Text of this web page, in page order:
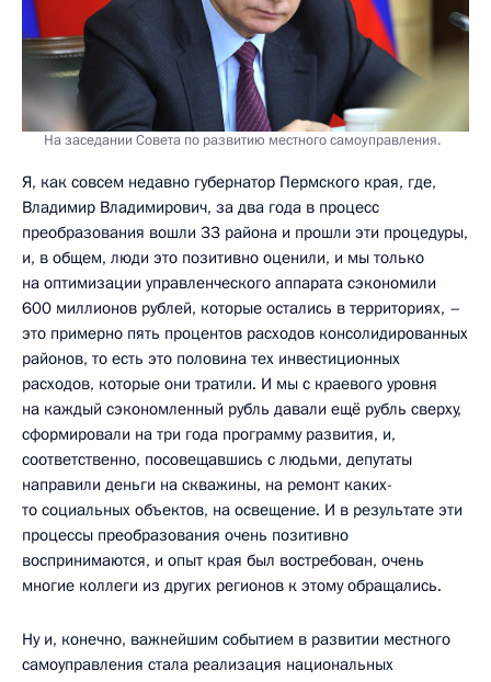
На заседании Совета по развитию местного самоуправления.
Я, как совсем недавно губернатор Пермского края, где,
Владимир Владимирович, за два года в процесс
преобразования вошли 33 района и прошли эти процедуры,
и, в общем, люди это позитивно оценили, и мы только
на оптимизации управленческого аппарата сэкономили
600 миллионов рублей, которые остались в территориях, –
это примерно пять процентов расходов консолидированных
районов, то есть это половина тех инвестиционных
расходов, которые они тратили. И мы с краевого уровня
на каждый сэкономленный рубль давали ещё рубль сверху,
сформировали на три года программу развития, и,
соответственно, посовещавшись с людьми, депутаты
направили деньги на скважины, на ремонт каких-
то социальных объектов, на освещение. И в результате эти
процессы преобразования очень позитивно
воспринимаются, и опыт края был востребован, очень
многие коллеги из других регионов к этому обращались.
Ну и, конечно, важнейшим событием в развитии местного
самоуправления стала реализация национальных